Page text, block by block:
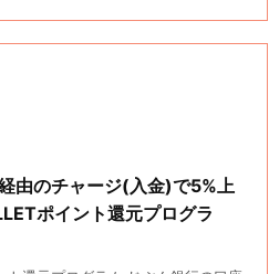
由のチャージ(入金)で5%上
ポイント還元プログラ